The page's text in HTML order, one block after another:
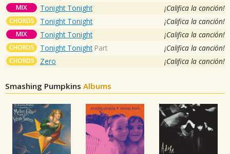
MIX Tonight Tonight ¡Califica la canción!
CHORDS Tonight Tonight ¡Califica la canción!
MIX Tonight Tonight ¡Califica la canción!
CHORDS Tonight Tonight Part ¡Califica la canción!
CHORDS Zero ¡Califica la canción!
Smashing Pumpkins Albums